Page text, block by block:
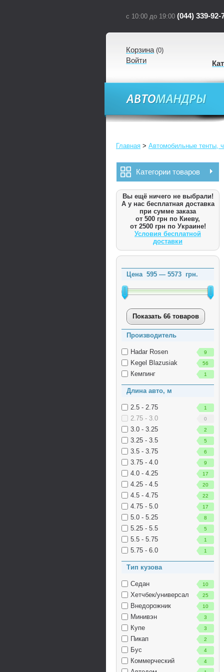
с 10:00 до 19:00 (044) 339-92-
Корзина(0)
Войти
Главная > Автомобильные тенты,
Категории товаров
Вы ещё ничего не выбрали!
А у нас бесплатная доставка
при сумме заказа
от 500 грн по Киеву,
от 2500 грн по Украине!
Условия бесплатной
доставки
Цена 595 — 5573 грн.
Показать 66 товаров
Производитель
Hadar Rosen 9
Kegel Blazusiak 56
Кемпинг 1
Длина авто, м
2.5 - 2.75 1
2.75 - 3.0 0
3.0 - 3.25 2
3.25 - 3.5 5
3.5 - 3.75 6
3.75 - 4.0 9
4.0 - 4.25 17
4.25 - 4.5 20
4.5 - 4.75 22
4.75 - 5.0 17
5.0 - 5.25 8
5.25 - 5.5 5
5.5 - 5.75 1
5.75 - 6.0 1
Тип кузова
Седан 10
Хетчбек/универсал 25
Внедорожник 10
Минивэн 3
Купе 3
Пикап 2
Бус 4
Коммерческий 4